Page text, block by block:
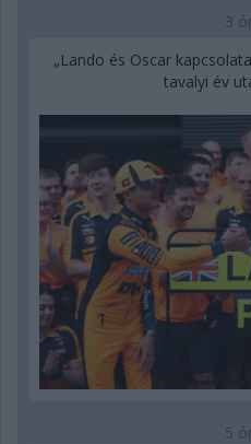
3
„Lando és Oscar
tavalyi év
5